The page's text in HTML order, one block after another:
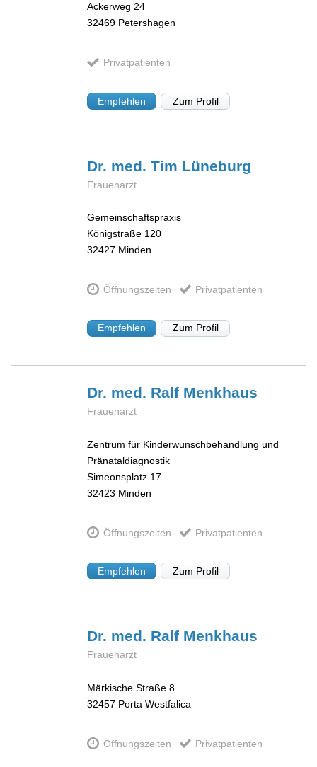
Ackerweg 24
32469 Petershagen
Privatpatienten
Empfehlen Zum Profil
Dr. med. Tim Lüneburg
Frauenarzt
Gemeinschaftspraxis
Königstraße 120
32427 Minden
Öffnungszeiten Privatpatienten
Empfehlen Zum Profil
Dr. med. Ralf Menkhaus
Frauenarzt
Zentrum für Kinderwunschbehandlung und
Pränataldiagnostik
Simeonsplatz 17
32423 Minden
Öffnungszeiten Privatpatienten
Empfehlen Zum Profil
Dr. med. Ralf Menkhaus
Frauenarzt
Märkische Straße 8
32457 Porta Westfalica
Öffnungszeiten Privatpatienten